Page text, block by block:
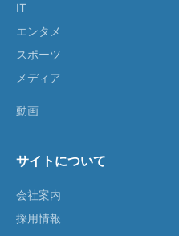
IT
エンタメ
スポーツ
メディア
動画
サイトについて
会社案内
採用情報